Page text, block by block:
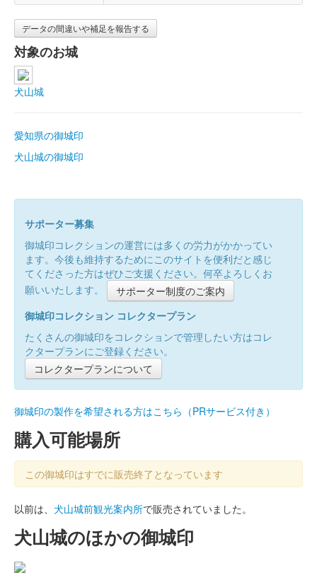
データの間違いや補足を報告する
対象のお城
犬山城
愛知県の御城印
犬山城の御城印
サポーター募集
御城印コレクションの運営には多くの労力がかかってい
ます。今後も維持するためにこのサイトを便利だと感じ
てくださった方はぜひご支援ください。何卒よろしくお
願いいたします。
サポーター制度のご案内
御城印コレクション コレクタープラン
たくさんの御城印をコレクションで管理したい方はコレ
クタープランにご登録ください。
コレクタープランについて
御城印の製作を希望される方はこちら（PRサービス付き）
購入可能場所
この御城印はすでに販売終了となっています
以前は、 犬山城前観光案内所で販売されていました。
犬山城のほかの御城印